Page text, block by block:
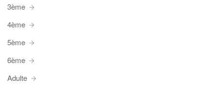
3ème
4ème
5ème
6ème
Adulte